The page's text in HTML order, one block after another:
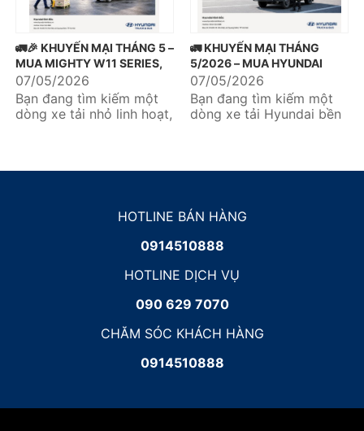
🚛🎉 KHUYẾN MẠI THÁNG 5 –
MUA MIGHTY W11 SERIES,
NHẬN NGAY ƯU ĐÃI DỊCH
VỤ 10 TRIỆU 🎉🚛
07/05/2026
Bạn đang tìm kiếm một
dòng xe tải nhỏ linh hoạt,
🚛 KHUYẾN MẠI THÁNG
5/2026 – MUA HYUNDAI
MIGHTY N650LE, TẶNG
NGAY 1 NĂM BẢO HIỂM
TNDS 🎉
07/05/2026
Bạn đang tìm kiếm một
dòng xe tải Hyundai bền
HOTLINE BÁN HÀNG
0914510888
HOTLINE DỊCH VỤ
090 629 7070
CHĂM SÓC KHÁCH HÀNG
0914510888